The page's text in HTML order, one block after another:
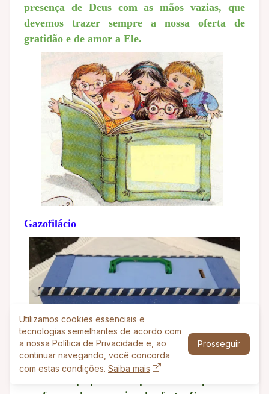
presença de Deus com as mãos vazias, que
devemos trazer sempre a nossa oferta de
gratidão e de amor a Ele.
Gazofilácio
Utilizamos cookies essenciais e
tecnologias semelhantes de acordo com
a nossa Política de Privacidade e, ao
continuar navegando, você concorda
com estas condições. Saiba mais
Prosseguir